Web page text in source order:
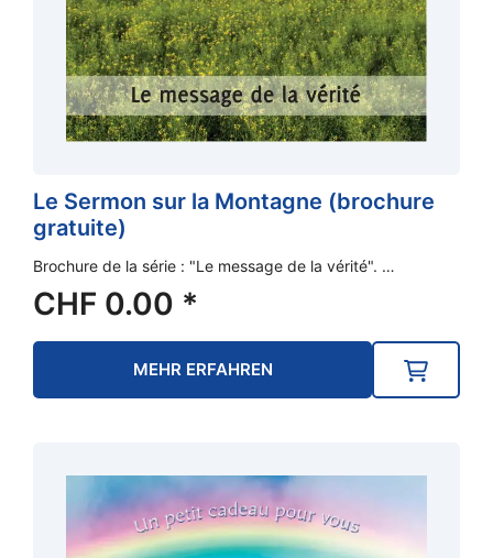
Le Sermon sur la Montagne (brochure
gratuite)
Brochure de la série : "Le message de la vérité". …
CHF 0.00 *
MEHR ERFAHREN